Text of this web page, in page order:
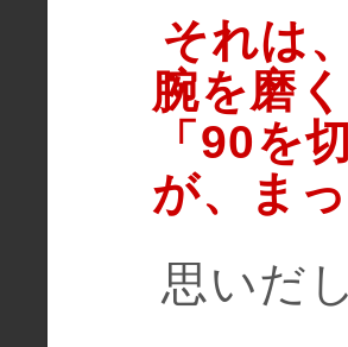
それは
腕を磨
「90を
が、ま
思いだ